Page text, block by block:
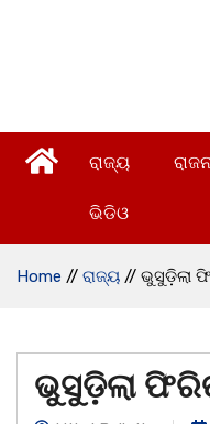
ରାଜ୍ୟ
ଭିଡିଓ
Home // ରାଜ୍ୟ // ଭୁସୁଡ଼ିଲା
ଭୁସୁଡ଼ିଲା